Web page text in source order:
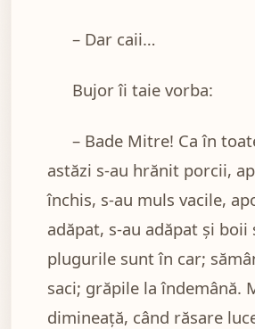
– Dar caii…
Bujor îi taie vorba:
– Bade Mitre! Ca în
astăzi s-au hrănit porcii,
închis, s-au muls vacile,
adăpat, s-au adăpat și boii
plugurile sunt în car;
saci; grăpile la îndemână.
dimineață, când răsare